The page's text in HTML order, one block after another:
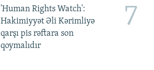
'Human Rights Watch':
Hakimiyyət Əli Kərimliyə
qarşı pis rəftara son
qoymalıdır
7